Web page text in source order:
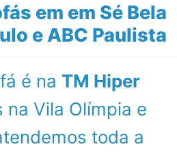
em em Sé Bela
e ABC Paulista
é na TM Hiper
na Vila Olímpia e
toda a